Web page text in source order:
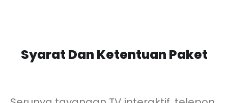
Syarat Dan Ketentuan Paket